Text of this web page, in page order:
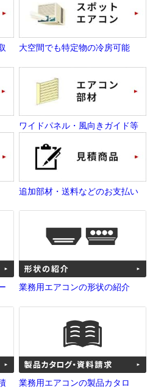
大空間でも特定物の冷房可能
ワイドパネル・風向きガイド等
追加部材・送料などのお支払い
業務用エアコンの形状の紹介
業務用エアコンの製品カタロ